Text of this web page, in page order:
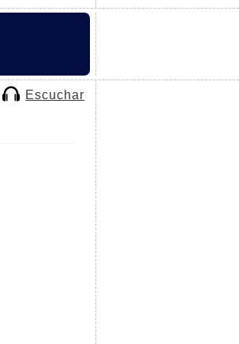
Escuchar